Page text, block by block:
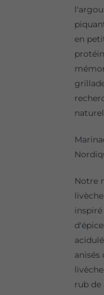
en
Notre
inspiré
anisés
rub